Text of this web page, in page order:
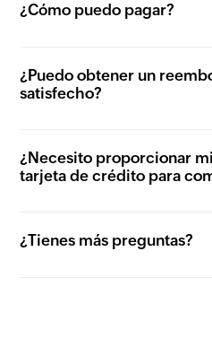
¿Cómo puedo pagar?
¿Puedo obtener un
satisfecho?
¿Necesito proporcionar
tarjeta de crédito para
¿Tienes más preguntas?